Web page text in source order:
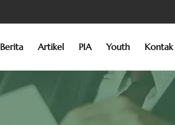
Berita Artikel PIA Youth Kontak